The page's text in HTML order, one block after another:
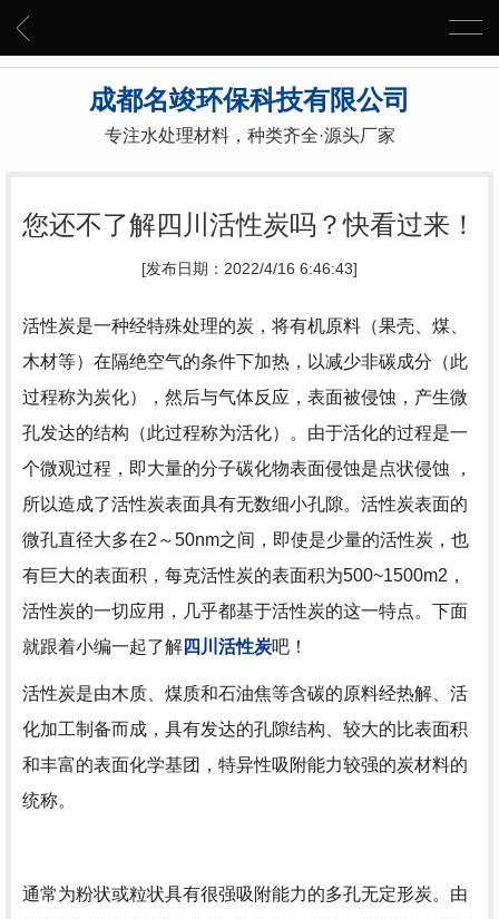
成都名竣环保科技有限公司
专注水处理材料，种类齐全·源头厂家
您还不了解四川活性炭吗？快看过来！
[发布日期：2022/4/16 6:46:43]
活性炭是一种经特殊处理的炭，将有机原料（果壳、煤、
木材等）在隔绝空气的条件下加热，以减少非碳成分（此
过程称为炭化），然后与气体反应，表面被侵蚀，产生微
孔发达的结构（此过程称为活化）。由于活化的过程是一
个微观过程，即大量的分子碳化物表面侵蚀是点状侵蚀 ，
所以造成了活性炭表面具有无数细小孔隙。活性炭表面的
微孔直径大多在2～50nm之间，即使是少量的活性炭，也
有巨大的表面积，每克活性炭的表面积为500~1500m2，
活性炭的一切应用，几乎都基于活性炭的这一特点。下面
就跟着小编一起了解四川活性炭吧！
活性炭是由木质、煤质和石油焦等含碳的原料经热解、活
化加工制备而成，具有发达的孔隙结构、较大的比表面积
和丰富的表面化学基团，特异性吸附能力较强的炭材料的
统称。
通常为粉状或粒状具有很强吸附能力的多孔无定形炭。由